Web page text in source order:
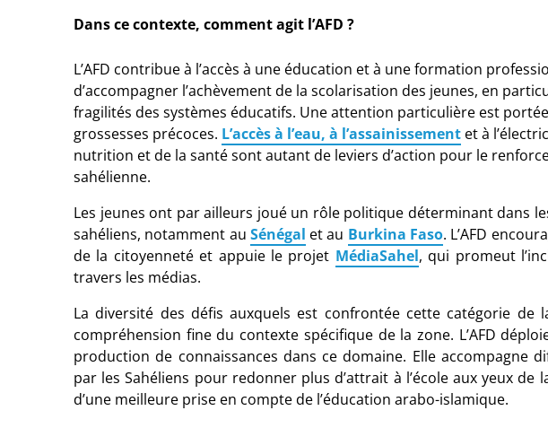
Dans ce contexte, comment agit l’AFD ?
L’AFD contribue à l’accès à une éducation et à une formation
d’accompagner l’achèvement de la scolarisation des jeunes, en
fragilités des systèmes éducatifs. Une attention particulière est
grossesses précoces. L’accès à l’eau, à l’assainissement et à
nutrition et de la santé sont autant de leviers d’action pour le
sahélienne.
Les jeunes ont par ailleurs joué un rôle politique déterminant dans
sahéliens, notamment au Sénégal et au Burkina Faso. L’AFD
de la citoyenneté et appuie le projet MédiaSahel, qui promeut
travers les médias.
La diversité des défis auxquels est confrontée cette catégorie de
compréhension fine du contexte spécifique de la zone. L’AFD
production de connaissances dans ce domaine. Elle accompagne
par les Sahéliens pour redonner plus d’attrait à l’école aux yeux de
d’une meilleure prise en compte de l’éducation arabo-islamique.